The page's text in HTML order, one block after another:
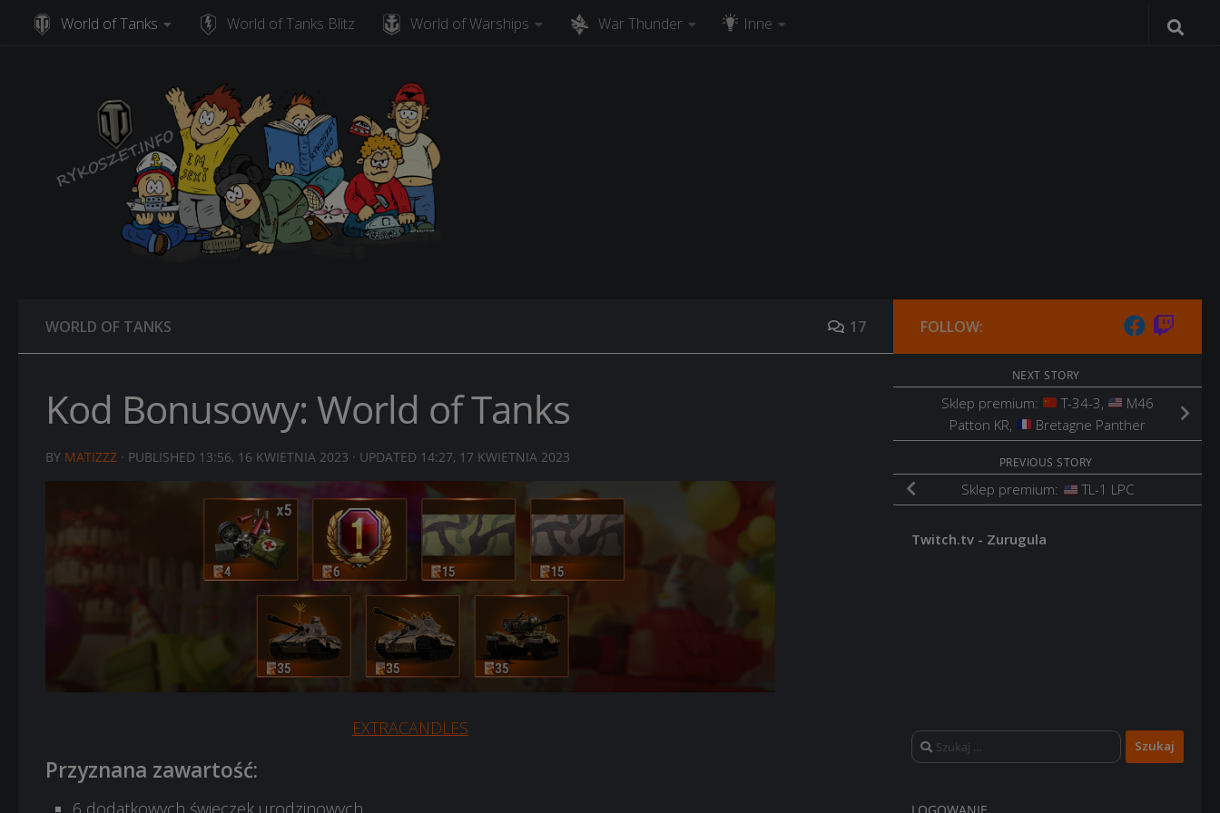
Skip to content
World of Tanks World of Tanks Blitz World of Warships War Thunder Inne
WORLD OF TANKS 17
Kod Bonusowy: World of Tanks
BY MATIZZZ · PUBLISHED 13:56, 16 KWIETNIA 2023 · UPDATED 14:27, 17 KWIETNIA 2023
EXTRACANDLES
Przyznana zawartość:
6 dodatkowych świeczek urodzinowych
FOLLOW:
NEXT STORY
Sklep premium: T-34-3,
M46
Patton KR,
Bretagne Panther
PREVIOUS STORY
Sklep premium: TL-1 LPC
Twitch.tv - Zurugula
Szukaj:
LOGOWANIE